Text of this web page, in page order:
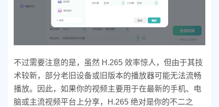
不过需要注意的是，虽然 H.265 效率惊人，但由于其技
术较新，部分老旧设备或旧版本的播放器可能无法流畅
播放。因此，如果你的视频主要用于在最新的手机、电
脑或主流视频平台上分享，H.265 绝对是你的不二之